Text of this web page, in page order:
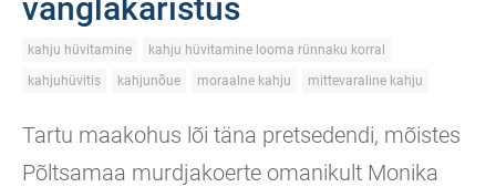
vanglakaristus
kahju hüvitamine
kahju hüvitamine looma rünnaku korral
kahjuhüvitis
kahjunõue moraalne kahju mittevaraline kahju
Tartu maakohus lõi täna pretsedendi, mõistes
Põltsamaa murdjakoerte omanikult Monika